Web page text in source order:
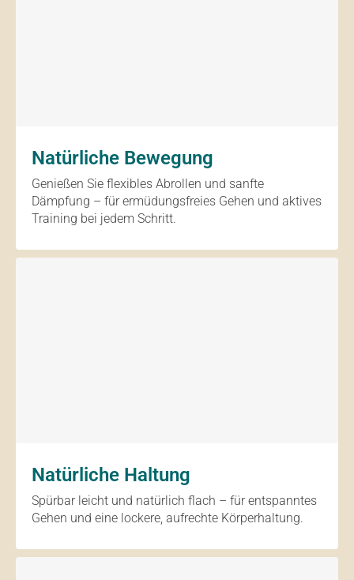
Natürliche Bewegung
Genießen Sie flexibles Abrollen und sanfte
Dämpfung – für ermüdungsfreies Gehen und aktives
Training bei jedem Schritt.
Natürliche Haltung
Spürbar leicht und natürlich flach – für entspanntes
Gehen und eine lockere, aufrechte Körperhaltung.